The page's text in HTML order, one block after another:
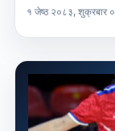
१ जेष्ठ २०८३, शुक्रबार